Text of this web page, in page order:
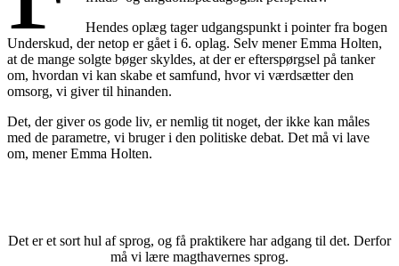
Hendes oplæg tager udgangspunkt i pointer fra bogen
Underskud, der netop er gået i 6. oplag. Selv mener Emma Holten,
at de mange solgte bøger skyldes, at der er efterspørgsel på tanker
om, hvordan vi kan skabe et samfund, hvor vi værdsætter den
omsorg, vi giver til hinanden.
Det, der giver os gode liv, er nemlig tit noget, der ikke kan måles
med de parametre, vi bruger i den politiske debat. Det må vi lave
om, mener Emma Holten.
Det er et sort hul af sprog, og få praktikere har adgang til det. Derfor
må vi lære magthavernes sprog.